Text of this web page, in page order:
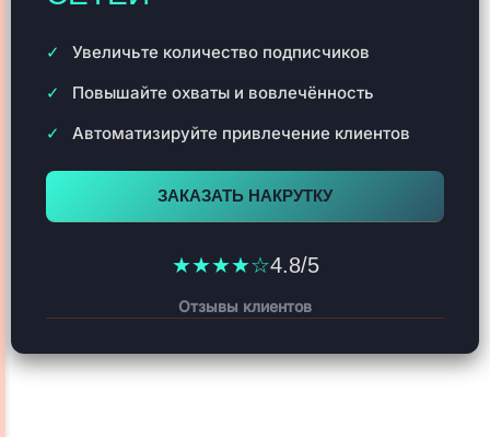
Увеличьте количество подписчиков
Повышайте охваты и вовлечённость
Автоматизируйте привлечение клиентов
ЗАКАЗАТЬ НАКРУТКУ
★★★★☆4.8/5
Отзывы клиентов